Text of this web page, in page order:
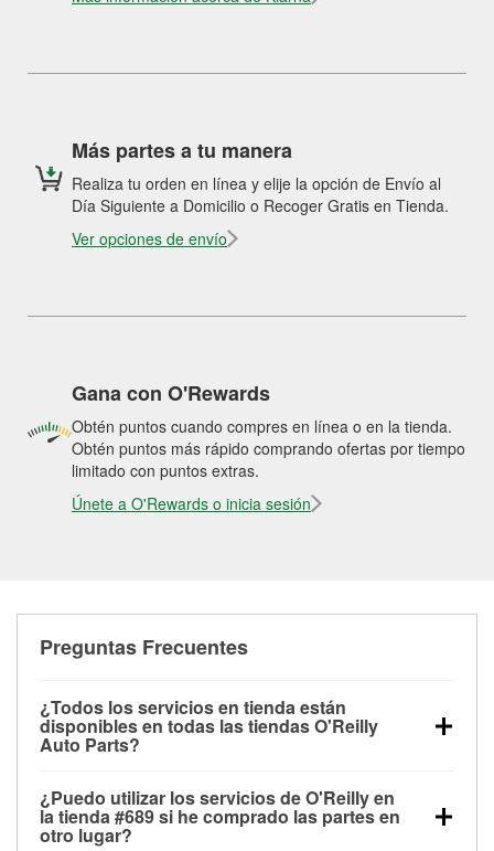
Más partes a tu manera
Realiza tu orden en línea y elije la opción de Envío al
Día Siguiente a Domicilio o Recoger Gratis en Tienda.
Ver opciones de envío
Gana con O'Rewards
Obtén puntos cuando compres en línea o en la tienda.
Obtén puntos más rápido comprando ofertas por tiempo
limitado con puntos extras.
Únete a O'Rewards o inicia sesión
Preguntas Frecuentes
¿Todos los servicios en tienda están
disponibles en todas las tiendas O'Reilly
Auto Parts?
las pruebas de batería, pruebas de alternador y
motor de arranque, revisión de la luz “Check Engine”
¿Puedo utilizar los servicios de O'Reilly en
la tienda #689 si he comprado las partes en
otro lugar?